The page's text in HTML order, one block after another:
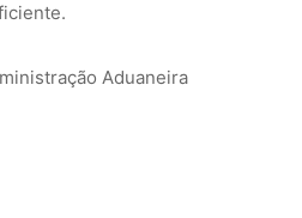
Aduaneira